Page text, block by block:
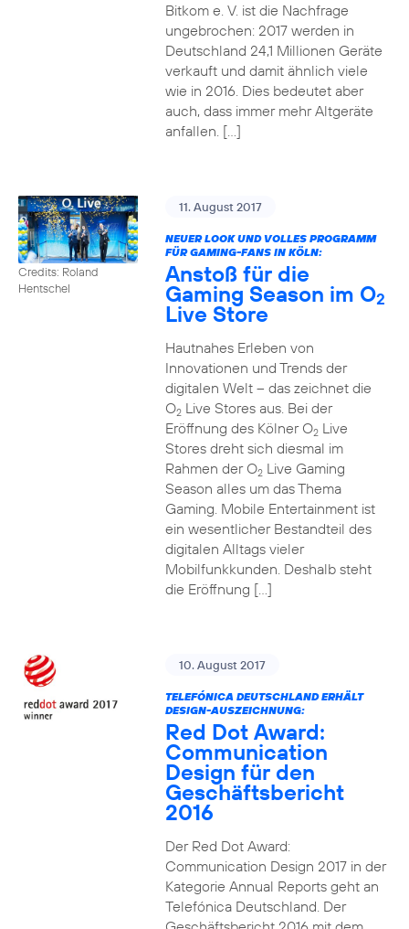
Bitkom e. V. ist die Nachfrage
ungebrochen: 2017 werden in
Deutschland 24,1 Millionen Geräte
verkauft und damit ähnlich viele
wie in 2016. Dies bedeutet aber
auch, dass immer mehr Altgeräte
anfallen. […]
Credits: Roland
Hentschel
11. August 2017
NEUER LOOK UND VOLLES PROGRAMM
FÜR GAMING-FANS IN KÖLN:
Anstoß für die
Gaming Season im O2
Live Store
Hautnahes Erleben von
Innovationen und Trends der
digitalen Welt – das zeichnet die
O2Live Stores aus. Bei der
Eröffnung des Kölner O2Live
Stores dreht sich diesmal im
Rahmen der O2Live Gaming
Season alles um das Thema
Gaming. Mobile Entertainment ist
ein wesentlicher Bestandteil des
digitalen Alltags vieler
Mobilfunkkunden. Deshalb steht
die Eröffnung […]
10. August 2017
TELEFÓNICA DEUTSCHLAND ERHÄLT
DESIGN-AUSZEICHNUNG:
Red Dot Award:
Communication
Design für den
Geschäftsbericht
2016
Der Red Dot Award:
Communication Design 2017 in der
Kategorie Annual Reports geht an
Telefónica Deutschland. Der